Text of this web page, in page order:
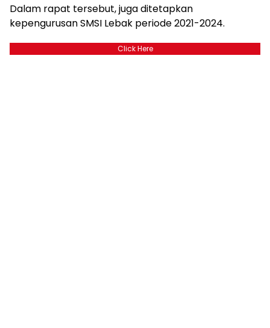
Dalam rapat tersebut, juga ditetapkan
kepengurusan SMSI Lebak periode 2021-2024.
Click Here